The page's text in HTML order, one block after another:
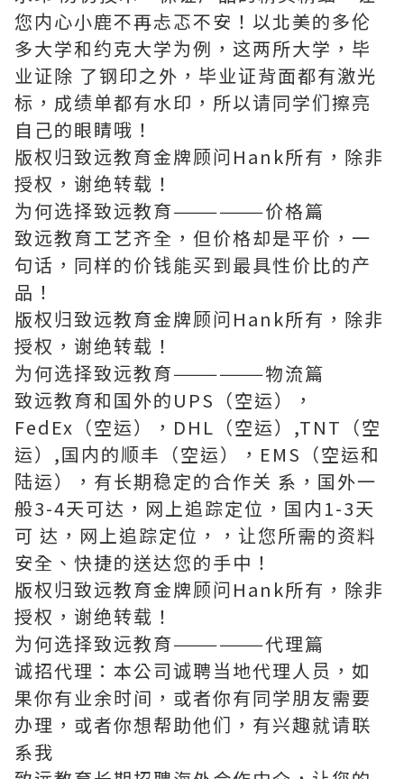
您内心小鹿不再忐忑不安！以北美的多伦
多大学和约克大学为例，这两所大学，毕
业证除 了钢印之外，毕业证背面都有激光
标，成绩单都有水印，所以请同学们擦亮
自己的眼睛哦！
版权归致远教育金牌顾问Hank所有，除非
授权，谢绝转载！
为何选择致远教育——————价格篇
致远教育工艺齐全，但价格却是平价，一
句话，同样的价钱能买到最具性价比的产
品！
版权归致远教育金牌顾问Hank所有，除非
授权，谢绝转载！
为何选择致远教育——————物流篇
致远教育和国外的UPS（空运），
FedEx（空运），DHL（空运）,TNT（空
运）,国内的顺丰（空运），EMS（空运和
陆运），有长期稳定的合作关 系，国外一
般3-4天可达，网上追踪定位，国内1-3天
可 达，网上追踪定位，，让您所需的资料
安全、快捷的送达您的手中！
版权归致远教育金牌顾问Hank所有，除非
授权，谢绝转载！
为何选择致远教育——————代理篇
诚招代理：本公司诚聘当地代理人员，如
果你有业余时间，或者你有同学朋友需要
办理，或者你想帮助他们，有兴趣就请联
系我